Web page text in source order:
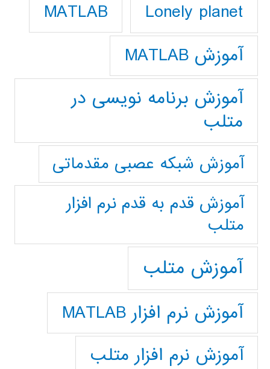
Lonely planet
MATLAB
آموزش MATLAB
آموزش برنامه نویسی در
متلب
آموزش شبکه عصبی مقدماتی
آموزش قدم به قدم نرم افزار
متلب
آموزش متلب
آموزش نرم افزار MATLAB
آموزش نرم افزار متلب